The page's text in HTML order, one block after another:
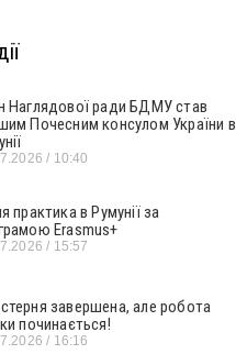
Наглядової ради БДМУ став
Почесним консулом України в
10:40
практика в Румунії за
Erasmus+
15:57
завершена, але робота
починається!
16:16